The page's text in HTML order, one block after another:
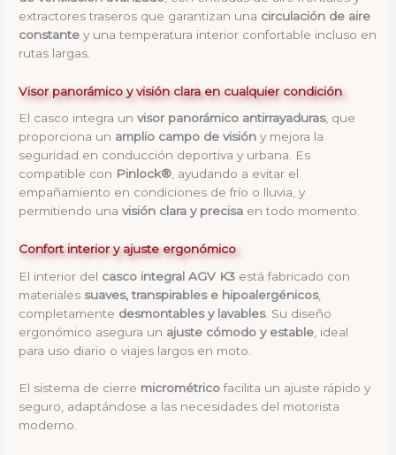
extractores traseros que garantizan una circulación de aire
constante y una temperatura interior confortable incluso en
rutas largas.
Visor panorámico y visión clara en cualquier condición
El casco integra unvisor panorámico antirrayaduras, que
proporciona un amplio campo de visión y mejora la
seguridad en conducción deportiva y urbana. Es
compatible con Pinlock® , ayudando a evitar el
empañamiento en condiciones de frío o lluvia, y
permitiendo unavisión clara y precisa en todo momento.
Confort interior y ajuste ergonómico
El interior del casco integral AGV K3 está fabricado con
materiales suaves, transpirables e hipoalergénicos,
completamente desmontables y lavables. Su diseño
ergonómico asegura un ajuste cómodo y estable , ideal
para uso diario o viajes largos en moto.
El sistema de cierre micrométricofacilita un ajuste rápido y
seguro, adaptándose a las necesidades del motorista
moderno.